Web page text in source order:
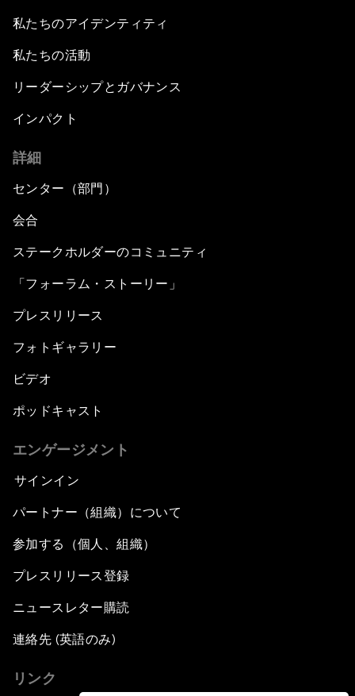
私たちのアイデンティティ
私たちの活動
リーダーシップとガバナンス
インパクト
詳細
センター（部門）
会合
ステークホルダーのコミュニティ
「フォーラム・ストーリー」
プレスリリース
フォトギャラリー
ビデオ
ポッドキャスト
エンゲージメント
サインイン
パートナー（組織）について
参加する（個人、組織）
プレスリリース登録
ニュースレター購読
連絡先 (英語のみ)
リンク